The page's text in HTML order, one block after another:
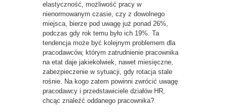
elastyczność, możliwość pracy w
nienormowanym czasie, czy z dowolnego
miejsca, bierze pod uwagę już ponad 26%,
podczas gdy rok temu było ich 19%. Ta
tendencja może być kolejnym problemem dla
pracodawców, którym zatrudnienie pracownika
na etat daje jakiekolwiek, nawet miesięczne,
zabezpieczenie w sytuacji, gdy rotacja stale
rośnie. Na kogo zatem powinni zwrócić uwagę
pracodawcy i przedstawiciele działów HR,
chcąc znaleźć oddanego pracownika?